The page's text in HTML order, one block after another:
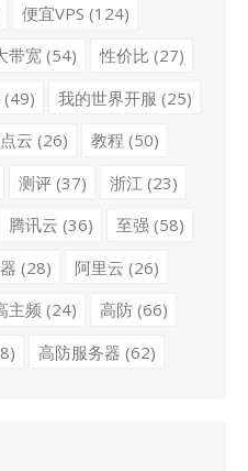
便宜VPS (124)
带宽(54) 性价比 (27)
(49) 我的世界开服 (25)
云 (26) 教程 (50)
测评(37) 浙江 (23)
腾讯云 (36) 至强 (58)
(28) 阿里云 (26)
主频 (24) 高防(66)
高防服务器 (62)